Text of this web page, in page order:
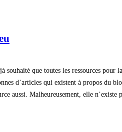
que toutes les ressources
d’articles qui existent à propos du
aussi. Malheureusement, elle